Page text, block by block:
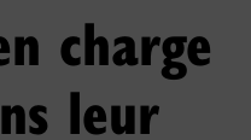
charge
leur